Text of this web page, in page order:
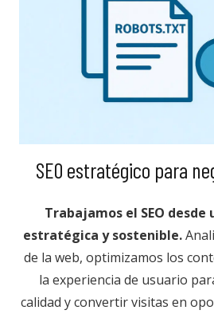
SEO estratégico para
Trabajamos el SEO
estratégica y sostenible.
de la web, optimizamos los
la experiencia de usuario
calidad y convertir visitas en